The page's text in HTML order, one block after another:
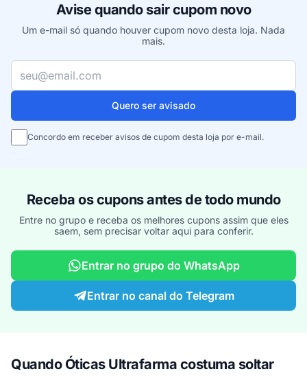
Avise quando sair cupom novo
Um e-mail só quando houver cupom novo desta loja. Nada
mais.
Seu e-mail
Quero ser avisado
Concordo em receber avisos de cupom desta loja por e-mail.
Receba os cupons antes de todo mundo
Entre no grupo e receba os melhores cupons assim que eles
saem, sem precisar voltar aqui para conferir.
Entrar no grupo do WhatsApp
Entrar no canal do Telegram
Quando Óticas Ultrafarma costuma soltar